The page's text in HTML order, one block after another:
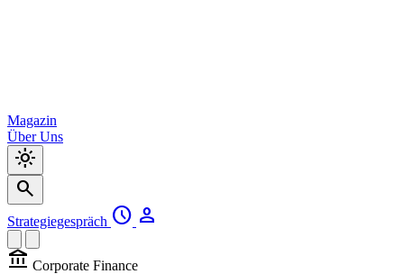
Magazin
Über Uns
light_mode
search
Strategiegespräch schedule person
account_balance Corporate Finance